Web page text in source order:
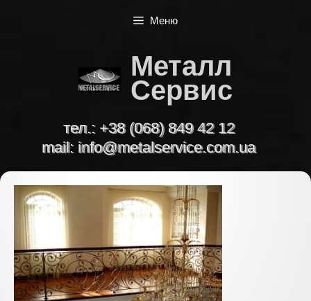
Меню
Металл
Сервис
тел.: +38 (068) 849 42 12
mail: info@metalservice.com.ua